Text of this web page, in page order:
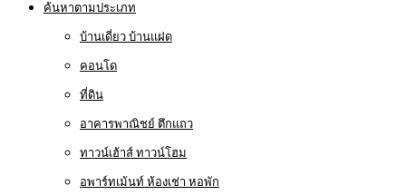
ค้นหาตามประเภท
บ้านเดี่ยว บ้านแฝด
คอนโด
ที่ดิน
อาคารพาณิชย์ ตึกแถว
ทาวน์เฮ้าส์ ทาวน์โฮม
อพาร์ทเม้นท์ ห้องเช่า หอพัก